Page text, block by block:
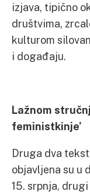
izjava, tipično
društvima,
kulturom
i događaju.
Lažnom
feministkinje’
Druga dva
objavljena su u
15. srpnja,